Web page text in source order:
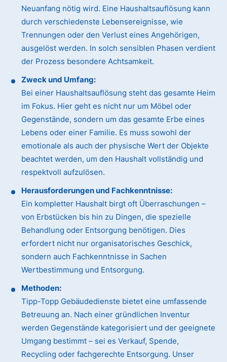
Neuanfang nötig wird. Eine Haushaltsauflösung kann
durch verschiedenste Lebensereignisse, wie
Trennungen oder den Verlust eines Angehörigen,
ausgelöst werden. In solch sensiblen Phasen verdient
der Prozess besondere Achtsamkeit.
Zweck und Umfang:
Bei einer Haushaltsauflösung steht das gesamte Heim
im Fokus. Hier geht es nicht nur um Möbel oder
Gegenstände, sondern um das gesamte Erbe eines
Lebens oder einer Familie. Es muss sowohl der
emotionale als auch der physische Wert der Objekte
beachtet werden, um den Haushalt vollständig und
respektvoll aufzulösen.
Herausforderungen und Fachkenntnisse:
Ein kompletter Haushalt birgt oft Überraschungen –
von Erbstücken bis hin zu Dingen, die spezielle
Behandlung oder Entsorgung benötigen. Dies
erfordert nicht nur organisatorisches Geschick,
sondern auch Fachkenntnisse in Sachen
Wertbestimmung und Entsorgung.
Methoden:
Tipp-Topp Gebäudedienste bietet eine umfassende
Betreuung an. Nach einer gründlichen Inventur
werden Gegenstände kategorisiert und der geeignete
Umgang bestimmt – sei es Verkauf, Spende,
Recycling oder fachgerechte Entsorgung. Unser